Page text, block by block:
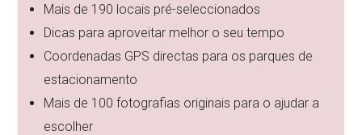
Mais de 190 locais pré-seleccionados
Dicas para aproveitar melhor o seu tempo
Coordenadas GPS directas para os parques de
estacionamento
Mais de 100 fotografias originais para o ajudar a
escolher